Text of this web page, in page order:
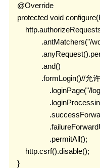
    @Override
protected void
                .and()
.formLogin()//
.loginPage("/
                    .permitAll();
        http.csrf().disable();
    }